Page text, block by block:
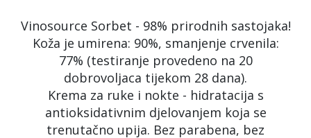
Vinosource Sorbet - 98% prirodnih sastojaka!
Koža je umirena: 90%, smanjenje crvenila:
77% (testiranje provedeno na 20
dobrovoljaca tijekom 28 dana).
Krema za ruke i nokte - hidratacija s
antioksidativnim djelovanjem koja se
trenutačno upija. Bez parabena, bez